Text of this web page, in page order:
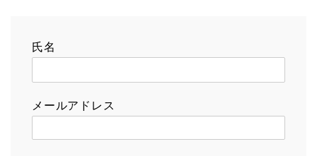
氏名
メールアドレス